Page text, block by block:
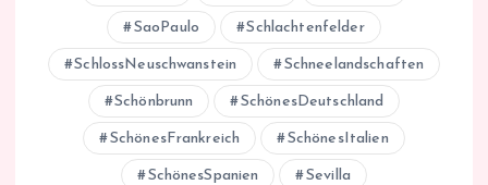
SaoPaulo Schlachtenfelder
SchlossNeuschwanstein Schneelandschaften
Schönbrunn SchönesDeutschland
SchönesFrankreich SchönesItalien
SchönesSpanien Sevilla